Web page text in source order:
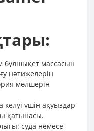
бұлшықет массасын
нәтижелерін
мөлшерін
үшін ақуыздар
қатынасы.
суда немесе